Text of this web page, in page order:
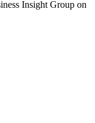
Insight Group on